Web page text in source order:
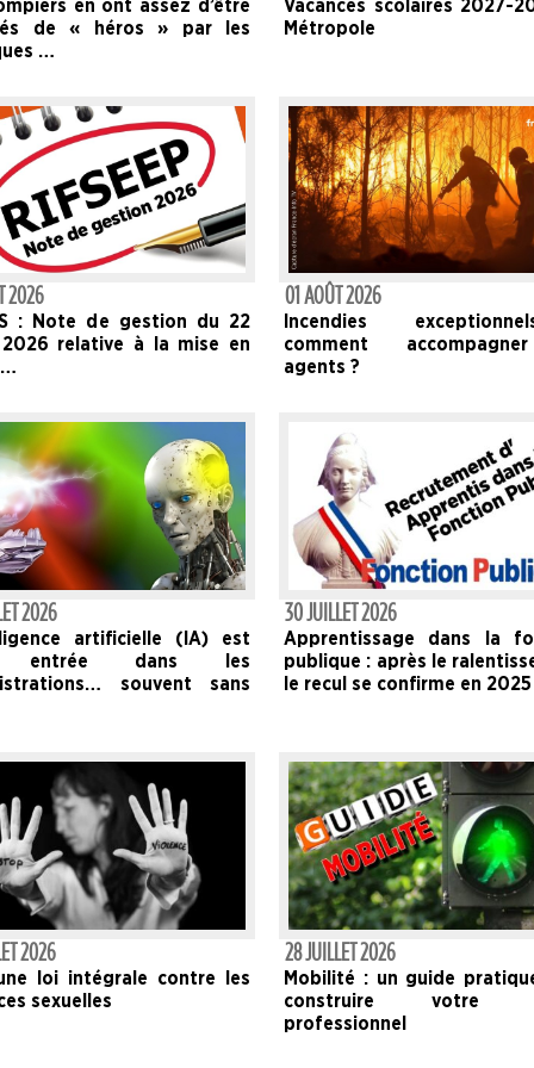
en ont assez d’être
de « héros » par les
…
Vacances scolaires 2027-
Métropole
2026
: Note de gestion du 22
relative à la mise en
01 AOÛT 2026
Incendies
comment
agents ?
2026
artificielle (IA) est
entrée dans les
souvent sans
30 JUILLET 2026
Apprentissage dans la
publique : après le
le recul se confirme en 2025
2026
loi intégrale contre les
sexuelles
28 JUILLET 2026
Mobilité : un guide
construire votre
professionnel